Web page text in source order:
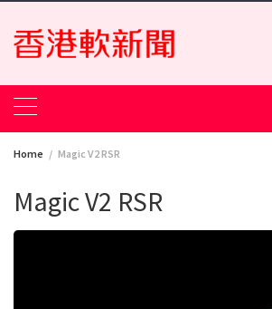
Skip
content
Home Magic V2 RSR
Magic V2 RSR